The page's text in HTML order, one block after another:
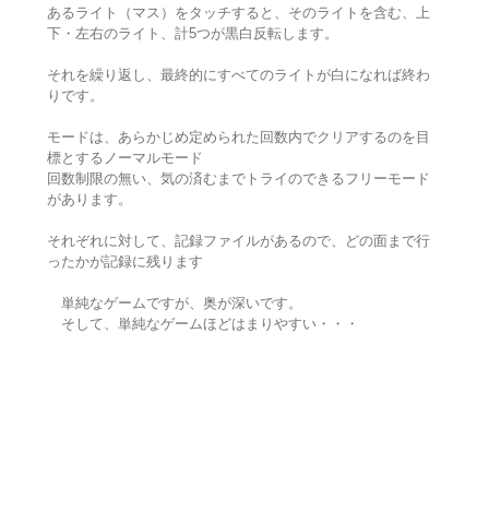
あるライト（マス）をタッチすると、そのライトを含む、上
下・左右のライト、計5つが黒白反転します。
それを繰り返し、最終的にすべてのライトが白になれば終わ
りです。
モードは、あらかじめ定められた回数内でクリアするのを目
標とするノーマルモード
回数制限の無い、気の済むまでトライのできるフリーモード
があります。
それぞれに対して、記録ファイルがあるので、どの面まで行
ったかが記録に残ります
単純なゲームですが、奥が深いです。
そして、単純なゲームほどはまりやすい・・・